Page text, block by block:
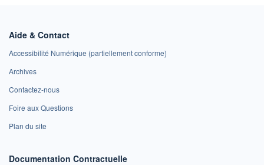
Aide & Contact
Accessibilité Numérique (partiellement conforme)
Archives
Contactez-nous
Foire aux Questions
Plan du site
Documentation Contractuelle